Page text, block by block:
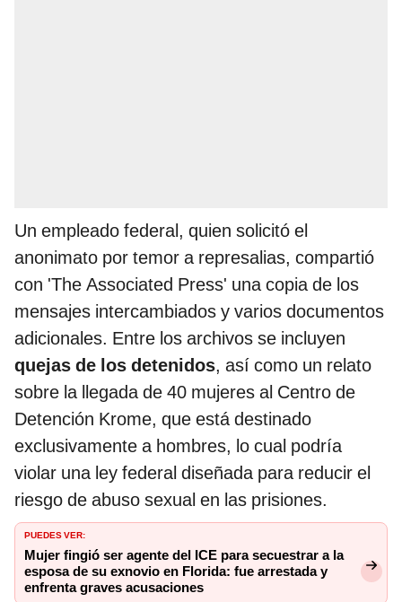
anonimato por temor a represalias, compartió
con 'The Associated Press' una copia de los
mensajes intercambiados y varios documentos
adicionales. Entre los archivos se incluyen
quejas de los detenidos, así como un relato
sobre la llegada de 40 mujeres al Centro de
Detención Krome, que está destinado
exclusivamente a hombres, lo cual podría
violar una ley federal diseñada para reducir el
riesgo de abuso sexual en las prisiones.
PUEDES VER:
Mujer fingió ser agente del ICE para secuestrar a la
esposa de su exnovio en Florida: fue arrestada y
enfrenta graves acusaciones